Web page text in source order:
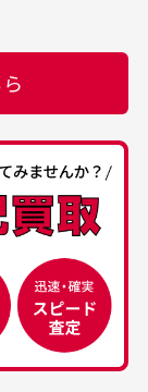
性
古ウェア
店です
すのでご注意
っておりま
強度低下が